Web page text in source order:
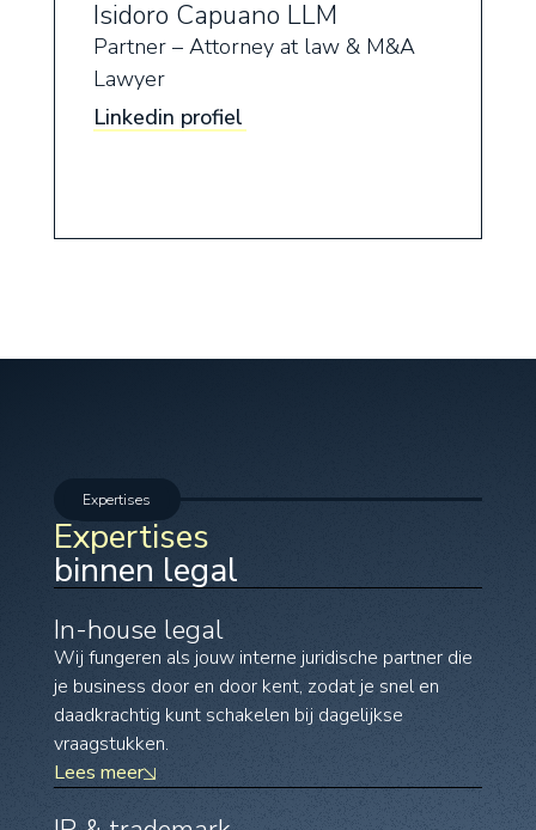
Isidoro Capuano LLM
Partner – Attorney at law & M&A
Lawyer
Linkedin profiel
Expertises
Expertises
binnen legal
In-house legal
Wij fungeren als jouw interne juridische partner die
je business door en door kent, zodat je snel en
daadkrachtig kunt schakelen bij dagelijkse
vraagstukken.
Lees meer